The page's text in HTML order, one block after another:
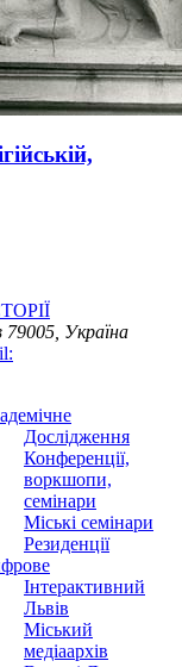
79005, Україна
Дослідження
Конференції,
воркшопи,
семінари
Міські семінари
Резиденції
Інтерактивний
Львів
Міський
медіаархів